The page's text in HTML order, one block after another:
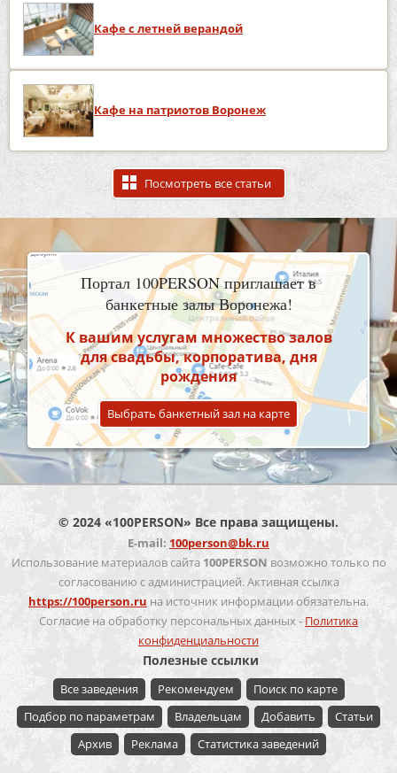
Кафе с летней верандой
Кафе на патриотов Воронеж
Посмотреть все статьи
Портал 100PERSON приглашает в
банкетные залы Воронежа!
К вашим услугам множество залов
для свадьбы, корпоратива, дня
рождения
Выбрать банкетный зал на карте
© 2024 «100PERSON» Все права защищены.
E-mail: 100person@bk.ru
Использование материалов сайта 100PERSON возможно только по
согласованию с администрацией. Активная ссылка
https://100person.ru на источник информации обязательна.
Согласие на обработку персональных данных - Политика
конфиденциальности
Полезные ссылки
Все заведения Рекомендуем
Поиск по карте
Подбор по параметрам
Владельцам Добавить
Статьи
Архив
Реклама Статистика заведений